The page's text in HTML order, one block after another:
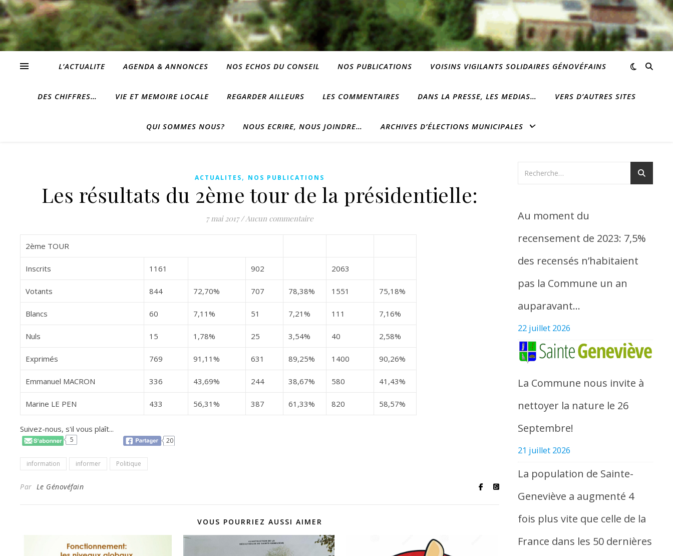
L’ACTUALITE AGENDA & ANNONCES NOS ECHOS DU CONSEIL NOS PUBLICATIONS VOISINS VIGILANTS SOLIDAIRES GÉNOVÉFAINS
DES CHIFFRES… VIE ET MEMOIRE LOCALE REGARDER AILLEURS LES COMMENTAIRES DANS LA PRESSE, LES MEDIAS… VERS D’AUTRES SITES
QUI SOMMES NOUS? NOUS ECRIRE, NOUS JOINDRE… ARCHIVES D’ÉLECTIONS MUNICIPALES
ACTUALITES, NOS PUBLICATIONS
Les résultats du 2ème tour de la présidentielle:
7 mai 2017 /Aucun commentaire
2ème TOUR
Inscrits 1161 902 2063
Votants 844 72,70% 707 78,38% 1551 75,18%
Blancs 60 7,11% 51 7,21% 111 7,16%
Nuls 15 1,78% 25 3,54% 40 2,58%
Exprimés 769 91,11% 631 89,25% 1400 90,26%
Emmanuel MACRON 336 43,69% 244 38,67% 580 41,43%
Marine LE PEN 433 56,31% 387 61,33% 820 58,57%
Suivez-nous, s'il vous plaît...
5 20
information informer Politique
Par Le Génovéfain
VOUS POURRIEZ AUSSI AIMER
Au moment du
recensement de 2023: 7,5%
des recensés n’habitaient
pas la Commune un an
auparavant…
22 juillet 2026
La Commune nous invite à
nettoyer la nature le 26
Septembre!
21 juillet 2026
La population de Sainte-
Geneviève a augmenté 4
fois plus vite que celle de la
France dans les 50 dernières